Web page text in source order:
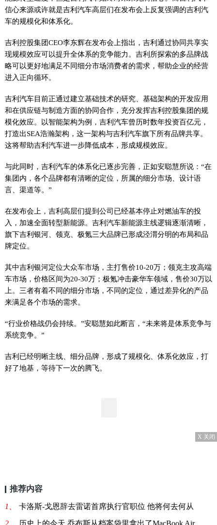
信心来源或许就是吉利汽车高层们在发布会上反复强调的吉利汽
车的规模化和体系化。
吉利控股集团CEO李东辉在发布会上指出，吉利通过协同共享实
现规模效应可以提升全体系的竞争能力。吉利所探索的多品牌战
略可以更好地满足不同细分市场消费者的需求，帮助企业的经营
进入正向循环。
吉利汽车目前正通过建立基础技术的研究、基础架构的开发应用
和在供应链与制造方面的协同合作，充分发挥吉利控股集团的规
模化效应。以智能架构为例，吉利汽车曾历时数年投资百亿元，
打造出SEA浩瀚架构，这一架构与吉利汽车旗下所有品牌共享。
这将帮助吉利汽车进一步降低成本，形成规模效应。
与此同时，吉利汽车的体系化已逐步完善，正如安聪慧所说：“在
集团内，各个品牌都有清晰的定位，所属的细分市场、设计语
言、渠道等。”
在发布会上，吉利高层们提到公司已经基本停止对燃油车的投
入，加速全面转型新能源。吉利汽车新能源主线逻辑逐渐清晰，
旗下吉利银河、领克、极氪三大品牌已形成泾渭分明的布局和品
牌定位。
其中吉利银河定位大众车市场，主打售价10-20万；领克主攻高端
车市场，价格区间为20-30万；极氪冲击豪华车领域，售价30万以
上。三者有着不同的细分市场，不同的定位，通过差异化的产品
来满足各个市场的需求。
“行业价格战仍会持续。”安聪慧如此断言，“未来将是体系竞争与
系统竞争。”
吉利已经明晰主线、细分品牌，形成了规模化、体系化效应，打
好了地基，等待下一次的腾飞。
X 关闭
推荐内容
1、 卡洛斯-戈恩辞去雷诺首席执行官职位 他将何去何从